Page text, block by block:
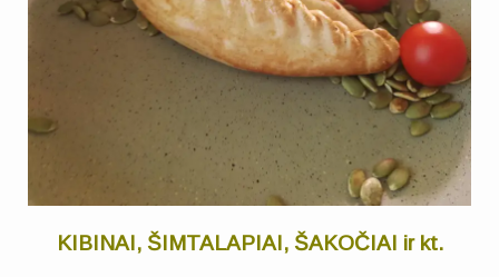
KIBINAI, ŠIMTALAPIAI, ŠAKOČIAI ir kt.